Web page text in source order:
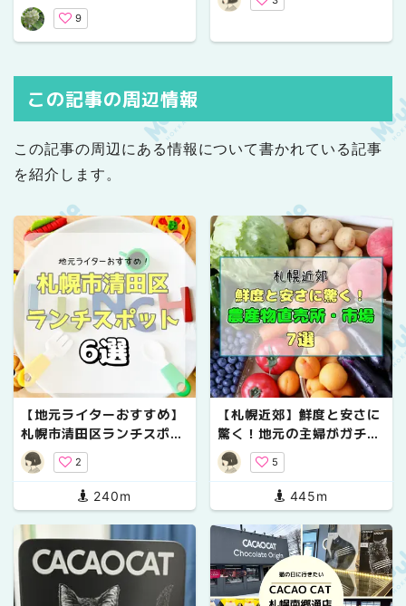
げ・グルメ情報をお伝え
します☆
9
この記事の周辺情報
この記事の周辺にある情報について書かれている記事
を紹介します。
【地元ライターおすすめ】
札幌市清田区ランチスポッ
ト6選
2
240m
【札幌近郊】鮮度と安さに
驚く！地元の主婦がガチで
通う「農産物直売所・市
場」厳選7選
5
445m